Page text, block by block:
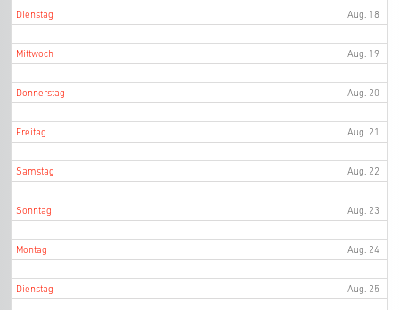
Dienstag Aug. 18
Mittwoch Aug. 19
Donnerstag Aug. 20
Freitag Aug. 21
Samstag Aug. 22
Sonntag Aug. 23
Montag Aug. 24
Dienstag Aug. 25